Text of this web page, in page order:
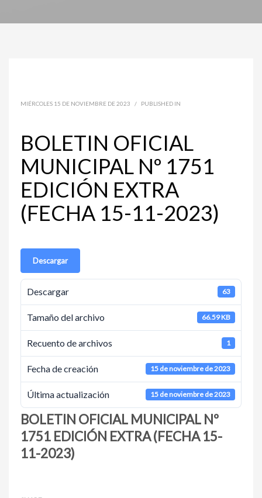
MIÉRCOLES 15 DE NOVIEMBRE DE 2023 / PUBLISHED IN
BOLETIN OFICIAL
MUNICIPAL Nº 1751
EDICIÓN EXTRA
(FECHA 15-11-2023)
Descargar
Descargar 63
Tamaño del archivo 66.59 KB
Recuento de archivos 1
Fecha de creación 15 de noviembre de 2023
Última actualización 15 de noviembre de 2023
BOLETIN OFICIAL MUNICIPAL Nº
1751 EDICIÓN EXTRA (FECHA 15-
11-2023)